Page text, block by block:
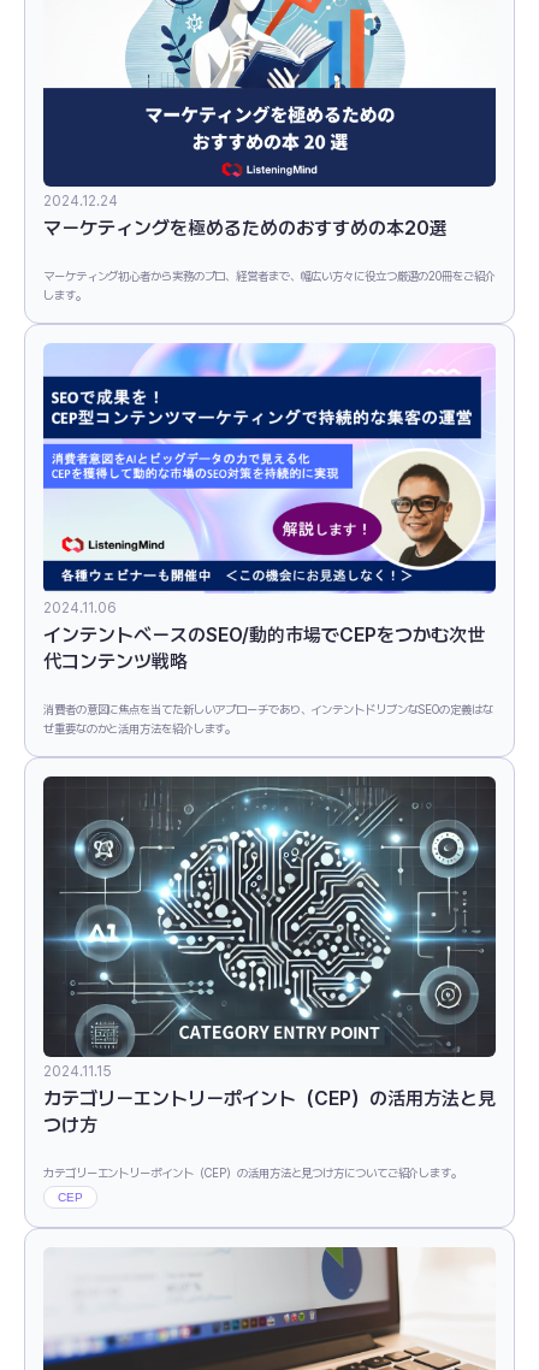
2024.12.24
マーケティングを極めるためのおすすめの本20選
マーケティング初心者から実務のプロ、経営者まで、幅広い方々に役立つ厳選の20冊をご紹介
します。
2024.11.06
インテントベースのSEO/動的市場でCEPをつかむ次世
代コンテンツ戦略
消費者の意図に焦点を当てた新しいアプローチであり、インテントドリブンなSEOの定義はな
ぜ重要なのかと活用方法を紹介します。
2024.11.15
カテゴリーエントリーポイント（CEP）の活用方法と見
つけ方
カテゴリーエントリーポイント（CEP）の活用方法と見つけ方についてご紹介します。
CEP